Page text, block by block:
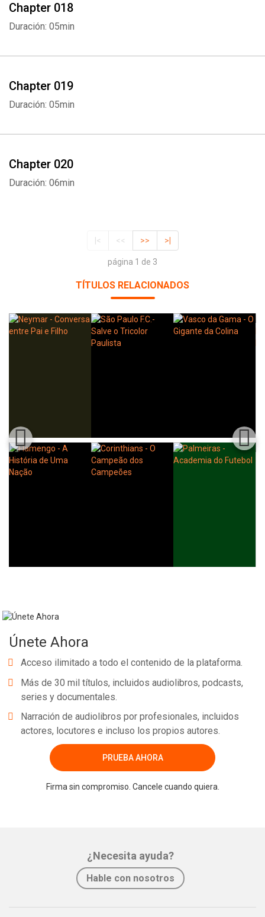
Chapter 018
Duración: 05min
Chapter 019
Duración: 05min
Chapter 020
Duración: 06min
|< << >> >|
página 1 de 3
TÍTULOS RELACIONADOS
Únete Ahora
Acceso ilimitado a todo el contenido de la plataforma.
Más de 30 mil títulos, incluidos audiolibros, podcasts,
series y documentales.
Narración de audiolibros por profesionales, incluidos
actores, locutores e incluso los propios autores.
PRUEBA AHORA
Firma sin compromiso. Cancele cuando quiera.
¿Necesita ayuda?
Hable con nosotros